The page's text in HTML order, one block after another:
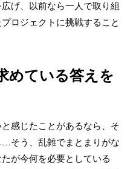
げ、以前なら一人で取り組
ロジェクトに挑戦すること
めている答えを
感じたことがあるなら、そ
そう、乱雑でまとまりがな
が今何を必要としている